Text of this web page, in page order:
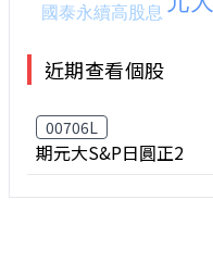
近期查看個股
00706L
期元大S&P日圓正2